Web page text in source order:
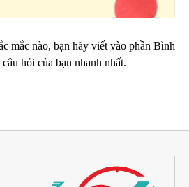
mắc nào, bạn hãy viết vào phần Bình
hỏi của bạn nhanh nhất.